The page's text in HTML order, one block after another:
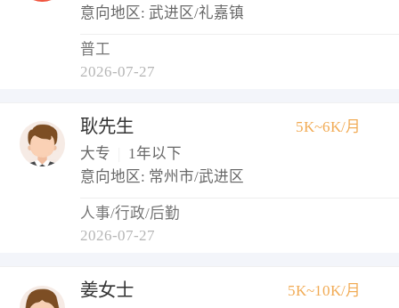
意向地区: 武进区/礼嘉镇
普工
2026-07-27
耿先生
5K~6K/月
大专
1年以下
意向地区: 常州市/武进区
人事/行政/后勤
2026-07-27
姜女士
5K~10K/月